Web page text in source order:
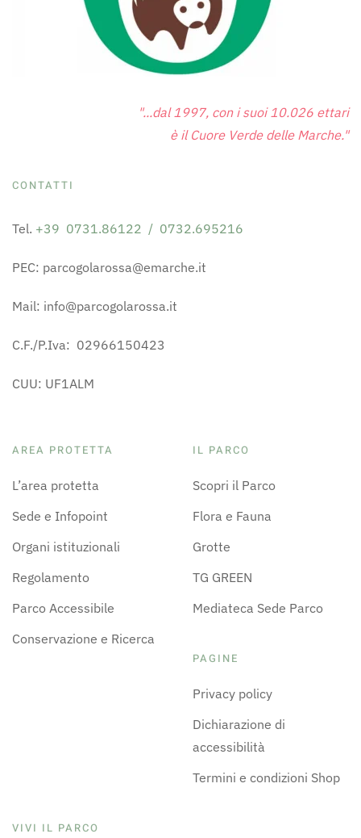
"...dal 1997, con i suoi 10.026 ettari
è il Cuore Verde delle Marche."
CONTATTI
Tel. +39 0731.86122 / 0732.695216
PEC: parcogolarossa@emarche.it
Mail: info@parcogolarossa.it
C.F./P.Iva: 02966150423
CUU: UF1ALM
AREA PROTETTA
L’area protetta
Sede e Infopoint
Organi istituzionali
Regolamento
Parco Accessibile
Conservazione e Ricerca
IL PARCO
Scopri il Parco
Flora e Fauna
Grotte
TG GREEN
Mediateca Sede Parco
PAGINE
Privacy policy
Dichiarazione di
accessibilità
Termini e condizioni Shop
VIVI IL PARCO